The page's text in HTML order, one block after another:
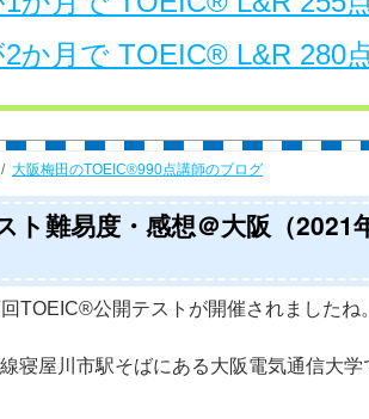
か月で TOEIC® L&R 280
大阪梅田のTOEIC®990点講師のブログ
ト難易度・感想＠大阪（2021
TOEIC®公開テストが開催されましたね。
寝屋川市駅そばにある大阪電気通信大学